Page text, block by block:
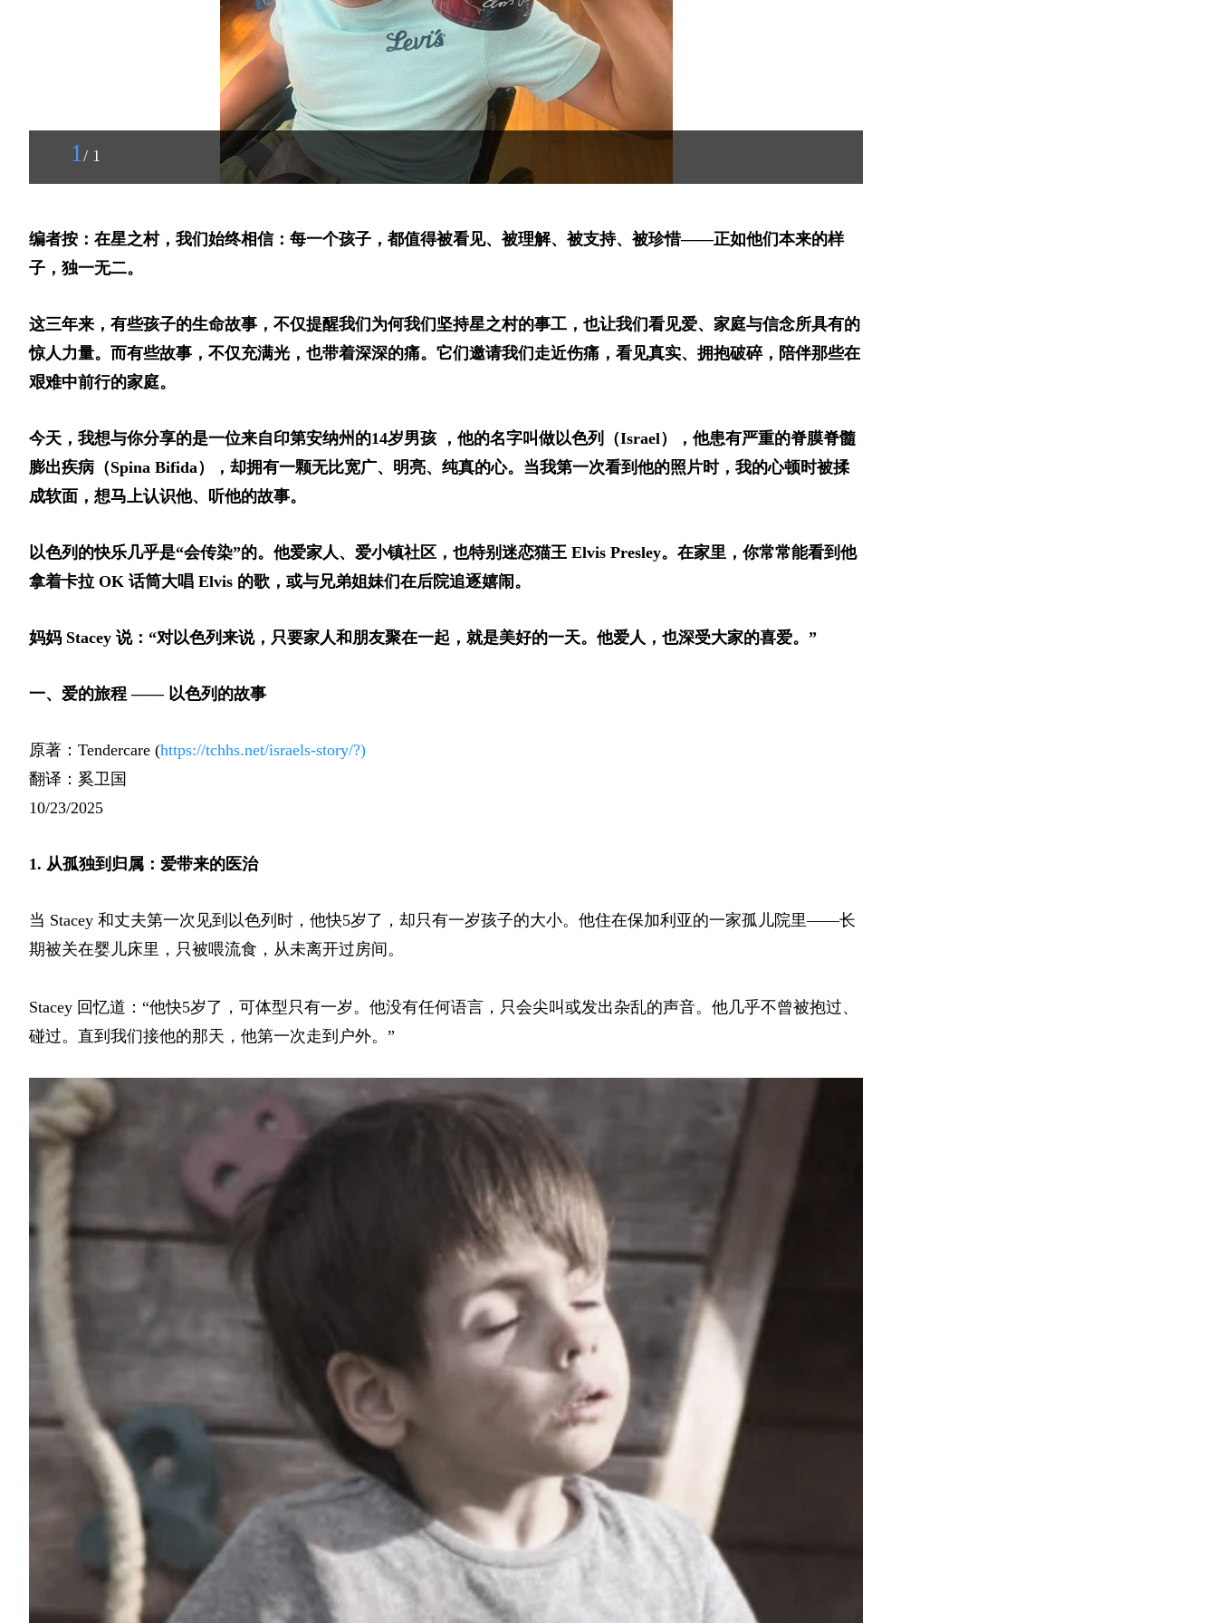
1 / 1
编者按：在星之村，我们始终相信：每一个孩子，都值得被看见、被理解、被支持、被珍惜——正如他们本来的样
子，独一无二。
这三年来，有些孩子的生命故事，不仅提醒我们为何我们坚持星之村的事工，也让我们看见爱、家庭与信念所具有的
惊人力量。而有些故事，不仅充满光，也带着深深的痛。它们邀请我们走近伤痛，看见真实、拥抱破碎，陪伴那些在
艰难中前行的家庭。
今天，我想与你分享的是一位来自印第安纳州的14岁男孩 ，他的名字叫 做以色列（Israel）
，他患有严重的脊膜脊髓
膨出疾病（Spina Bifida），却拥有一颗无比宽广、明亮、纯真的心。当我第一次看到他的照片时，我的心顿时被揉
成软面，想马上认识他、听他的故事。
以色列的快乐几乎是“会传染”的。他爱家人、爱小镇社区，也特别迷恋猫王 Elvis Presley。在家里，你常常能看到他
拿着卡拉 OK 话筒大唱 Elvis 的歌，或与兄弟姐妹们在后院追逐嬉闹。
妈妈 Stacey 说：“对以色列来说，只要家人和朋友聚在一起，就是美好的一天。他爱人，也深受大家的喜爱。”
一、爱的旅程 —— 以色列的故事
原著：Tendercare (https://tchhs.net/israels-story/?)
翻译：奚卫国
10/23/2025
1. 从孤独到归属：爱带来的医治
当 Stacey 和丈夫第一次见到以色列时，他快5岁了，却只有一岁孩子的大小。他住在保加利亚的一家孤儿院里——长
期被关在婴儿床里，只被喂流食，从未离开过房间。
Stacey 回忆道：“他快5岁了，可体型只有一岁。他没有任何语言，只会尖叫或发出杂乱的声音。他几乎不曾被抱过、
碰过。直到我们接他的那天，他第一次走到户外。”